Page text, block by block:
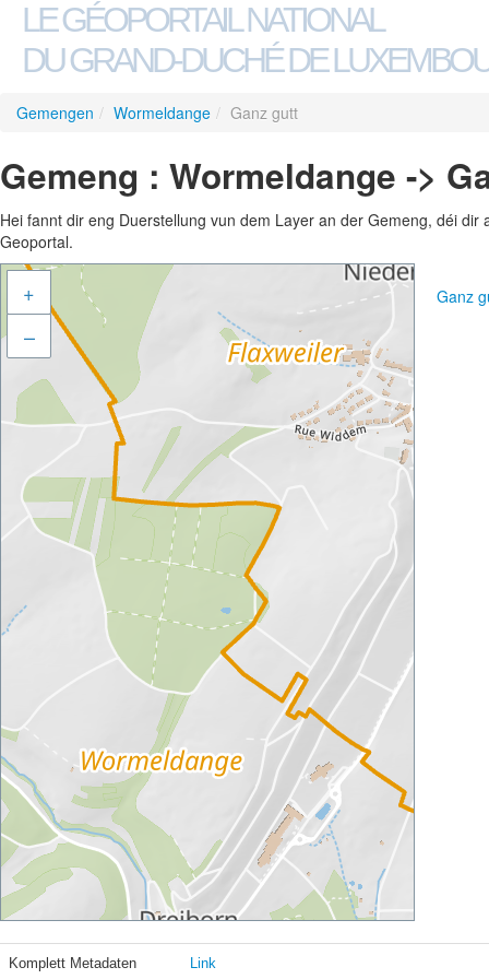
LE GÉOPORTAIL NATIONAL
DU GRAND-DUCHÉ DE
Gemengen / Wormeldange / Ganz gutt
Gemeng : Wormeldange ->
Hei fannt dir eng Duerstellung vun dem Layer an der Gemeng, déi
Geoportal.
+
–
Ganz
Komplett Metadaten Link